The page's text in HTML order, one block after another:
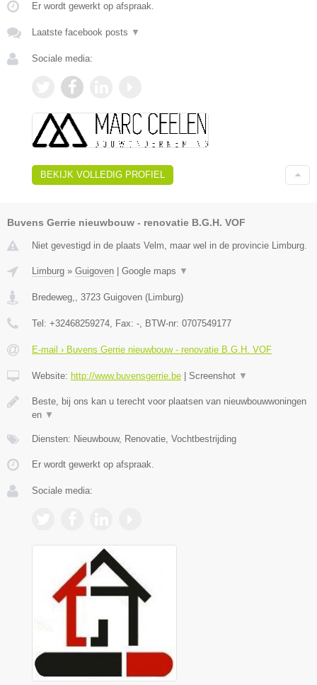
Er wordt gewerkt op afspraak.
Laatste facebook posts ▼
Sociale media:
BEKIJK VOLLEDIG PROFIEL
Buvens Gerrie nieuwbouw - renovatie B.G.H. VOF
Niet gevestigd in de plaats Velm, maar wel in de provincie Limburg.
Limburg » Guigoven | Google maps ▼
Bredeweg, 3723 Guigoven (Limburg)
Tel: +32468259274 , Fax: - , BTW-nr: 0707549177
E-mail › Buvens Gerrie nieuwbouw - renovatie B.G.H. VOF
Website: http://www.buvensgerrie.be | Screenshot ▼
Beste, bij ons kan u terecht voor plaatsen van nieuwbouwwoningen
en ▼
Diensten: Nieuwbouw, Renovatie, Vochtbestrijding
Er wordt gewerkt op afspraak.
Sociale media: